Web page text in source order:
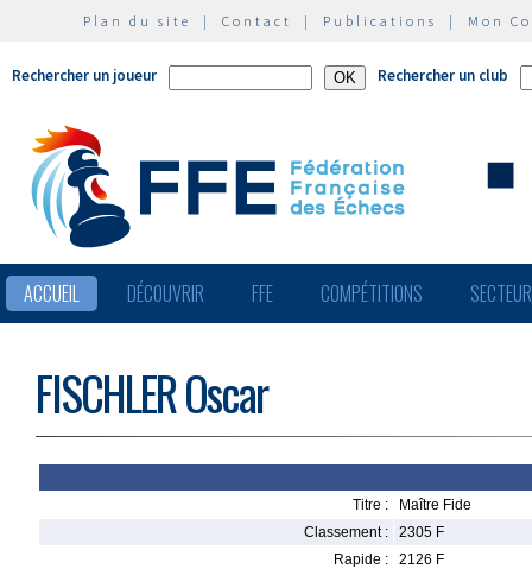
Plan du site | Contact | Publications | Mon
Rechercher un joueur Rechercher un club
ACCUEIL DÉCOUVRIR FFE COMPÉTITIONS
FISCHLER Oscar
Titre :
Maître Fide
Classement :
2305 F
Rapide :
2126 F